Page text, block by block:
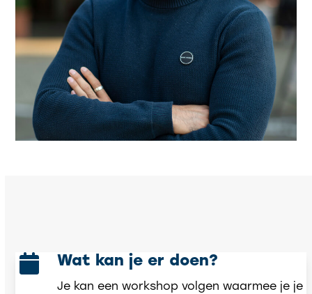
Wat kan je er doen?
Je kan een workshop volgen waarmee je je